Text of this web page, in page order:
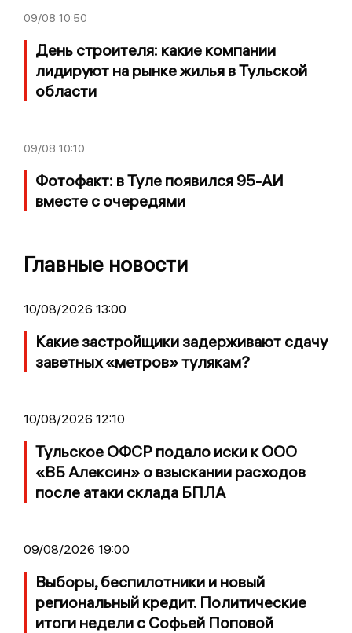
09/08 10:50
День строителя: какие компании
лидируют на рынке жилья в Тульской
области
09/08 10:10
Фотофакт: в Туле появился 95-АИ
вместе с очередями
Главные новости
10/08/2026 13:00
Какие застройщики задерживают сдачу
заветных «метров» тулякам?
10/08/2026 12:10
Тульское ОФСР подало иски к ООО
«ВБ Алексин» о взыскании расходов
после атаки склада БПЛА
09/08/2026 19:00
Выборы, беспилотники и новый
региональный кредит. Политические
итоги недели с Софьей Поповой